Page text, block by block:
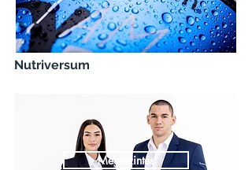
Nutriversum
Megtekintés